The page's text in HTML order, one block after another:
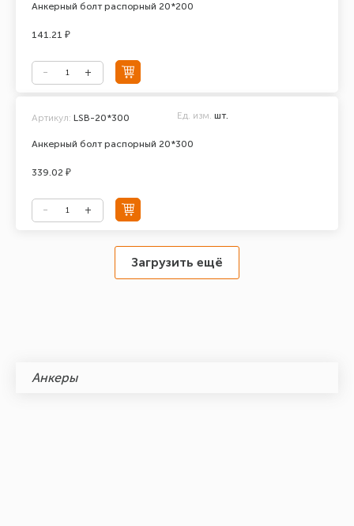
Анкерный болт распорный 20*200
141.21 ₽
Анкерный болт распорный 20*300
Артикул: LSB-20*300 Ед. изм. шт.
339.02 ₽
Загрузить ещё
Анкеры